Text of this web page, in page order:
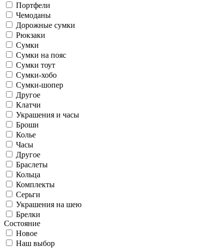
Портфели
Чемоданы
Дорожные сумки
Рюкзаки
Сумки
Сумки на пояс
Сумки тоут
Сумки-хобо
Сумки-шопер
Другое
Клатчи
Украшения и часы
Броши
Колье
Часы
Другое
Браслеты
Кольца
Комплекты
Серьги
Украшения на шею
Брелки
Состояние
Новое
Наш выбор